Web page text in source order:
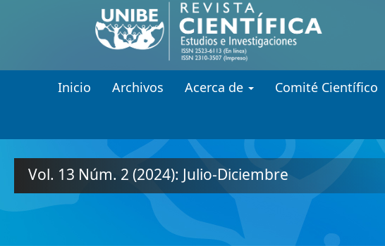
##plugins.themes.themeEleven.accessible_menu.main_navigation##
##plugins.themes.themeEleven.accessible_menu.main_content##
Inicio Archivos Acerca de Comité Científico
Vol. 13 Núm. 2 (2024): Julio-Diciembre